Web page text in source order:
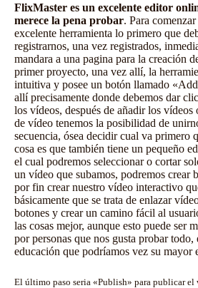
FlixMaster es un excelente editor
merece la pena probar. Para
excelente herramienta lo primero que
registrarnos, una vez registrados,
mandara a una pagina para la creación
primer proyecto, una vez allí, la
intuitiva y posee un botón llamado
allí precisamente donde debemos dar
los vídeos, después de añadir los vídeos
de vídeo tenemos la posibilidad de
secuencia, ósea decidir cual va primero
cosa es que también tiene un pequeño
el cual podremos seleccionar o cortar
un vídeo que subamos, podremos crear
por fin crear nuestro vídeo interactivo
básicamente que se trata de enlazar
botones y crear un camino fácil al
las cosas mejor, aunque esto puede ser
por personas que nos gusta probar todo,
educación que podríamos vez su mayor
El último paso seria «Publish» para publicar el